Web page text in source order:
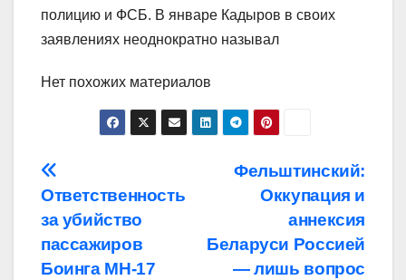
полицию и ФСБ. В январе Кадыров в своих
заявлениях неоднократно называл
Нет похожих материалов
Навигация
по
записям
Фельштинский:
Оккупация и
аннексия
Беларуси Россией
— лишь вопрос
Ответственность
за убийство
пассажиров
Боинга MH-17